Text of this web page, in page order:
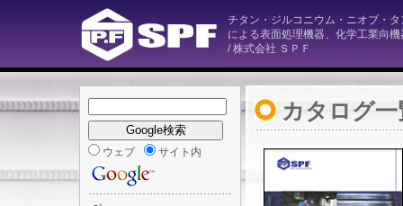
チタン・ジルコニウム・ニオブ・
による表面処理機器、化学工業向
/ 株式会社 ＳＰＦ
カタログ
ウェブ サイト内